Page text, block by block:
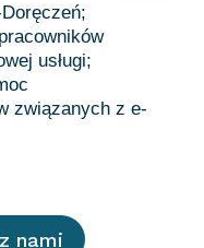
usługi;
związanych z e-
nami